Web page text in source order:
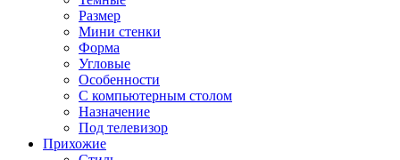
Размер
Мини стенки
Форма
Угловые
Особенности
С компьютерным столом
Назначение
Под телевизор
Прихожие